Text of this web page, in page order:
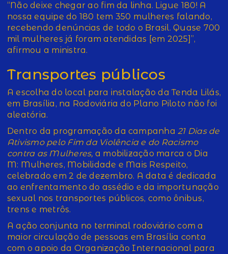
“Não deixe chegar ao fim da linha. Ligue 180! A
nossa equipe do 180 tem 350 mulheres falando,
recebendo denúncias de todo o Brasil. Quase 700
mil mulheres já foram atendidas [em 2025]”,
afirmou a ministra.
Transportes públicos
A escolha do local para instalação da Tenda Lilás,
em Brasília, na Rodoviária do Plano Piloto não foi
aleatória.
Dentro da programação da campanha21 Dias de
Ativismo pelo Fim da Violência e do Racismo
contra as Mulheres, a mobilização marca o Dia
M: Mulheres, Mobilidade e Mais Respeito,
celebrado em 2 de dezembro. A data é dedicada
ao enfrentamento do assédio e da importunação
sexual nos transportes públicos, como ônibus,
trens e metrôs.
A ação conjunta no terminal rodoviário com a
maior circulação de pessoas em Brasília conta
com o apoio da Organização Internacional para